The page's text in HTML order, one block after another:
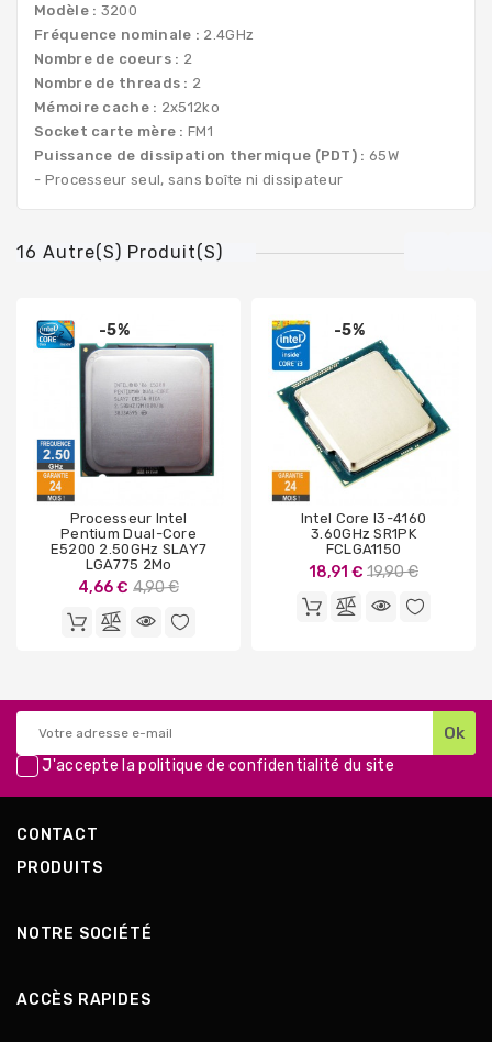
Modèle : 3200
Fréquence nominale : 2.4GHz
Nombre de coeurs : 2
Nombre de threads : 2
Mémoire cache : 2x512ko
Socket carte mère : FM1
Puissance de dissipation thermique (PDT) : 65W
- Processeur seul, sans boîte ni dissipateur
16 Autre(s) Produit(s)
-5%
Processeur Intel
Pentium Dual-Core
E5200 2.50GHz SLAY7
LGA775 2Mo
4,66 € Prix
base
4,90 €
-5%
Intel Core I3-4160
3.60GHz SR1PK
FCLGA1150
18,91 € Prix
base
19,90 €
J'accepte lapolitique de confidentialité du site
CONTACT
PRODUITS
NOTRE SOCIÉTÉ
ACCÈS RAPIDES